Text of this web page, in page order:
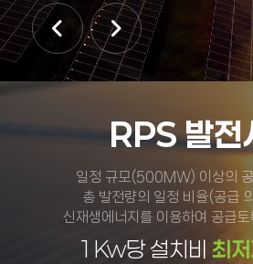
RPS 발전
일정 규모(500MW) 이상의 공
총 발전량의 일정 비율(공급
신재생에너지를 이용하여 공급토
1Kw당 설치비 최